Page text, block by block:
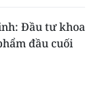
Đầu tư khoa
đầu cuối